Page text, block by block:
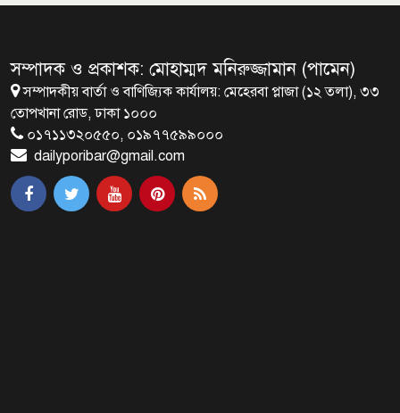
প্রধানমন্ত্রীর সঙ্গে খুদে শিল্পী অনুশ্রীর
সাক্ষাৎ
খালপাড় রক্ষায় বিন্না ঘাসের ব্যবহার
নিয়ে সেমিনার অনুষ্ঠিত
সম্পাদক ও প্রকাশক: মোহাম্মদ মনিরুজ্জামান (পামেন)
সম্পাদকীয় বার্তা ও বাণিজ্যিক কার্যালয়: মেহেরবা প্লাজা (১২ তলা), ৩৩
তোপখানা রোড, ঢাকা ১০০০
০১৭১১৩২০৫৫০, ০১৯৭৭৫৯৯০০০
dailyporibar@gmail.com